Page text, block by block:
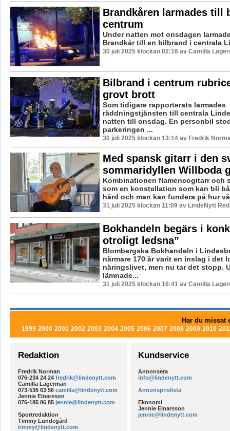
Brandkåren larmades till
centrum
Under natten mot onsdagen
Brandkår till en bilbrand i centrala
30 juli 2025 klockan 02:16 av Camilla
Bilbrand i centrum
grovt brott
Som tidigare rapporterats larmades
räddningstjänsten till centrala
natten till onsdag. En personbil
parkeringen ...
30 juli 2025 klockan 13:14 av Fredrik
Med spansk gitarr i den
sommaridyllen Willboda
Kombinationen flamencogitarr och
som en konstellation som kan bli
hård och man kan fundera på hur
31 juli 2025 klockan 11:09 av LindeNytt
Bokhandeln begärs i
otroligt ledsna”
Blombergska Bokhandeln i
närmare 170 år varit en inslag i det
näringslivet, men nu tar det stopp.
lämnade...
31 juli 2025 klockan 16:41 av Camilla
Har du missat
1999 2000 2001 2002 2003 2004 2005 2006 2007 2008 2009 2010
Redaktion
Fredrik Norman
076-234 24 24 fredrik@lindenytt.com
Camilla Lagerman
073-536 63 56 camilla@lindenytt.com
Jennie Einarsson
076-185 86 85 jennie@lindenytt.com
Sportredaktion
Timmy Lundegård
timmy@lindenytt.com
Kundservice
Annonsera
info@lindenytt.com
Annonsprislista
Ekonomi
Jennie Einarsson
jennie@lindenytt.com